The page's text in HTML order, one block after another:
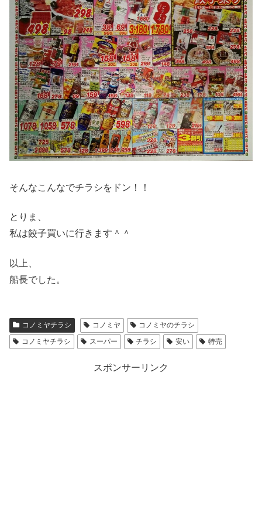
そんなこんなでチラシをドン！！
とりま、
私は餃子買いに行きます＾＾
以上、
船長でした。
コノミヤチラシ コノミヤ
コノミヤのチラシ
コノミヤチラシ
スーパー チラシ 安い 特売
スポンサーリンク